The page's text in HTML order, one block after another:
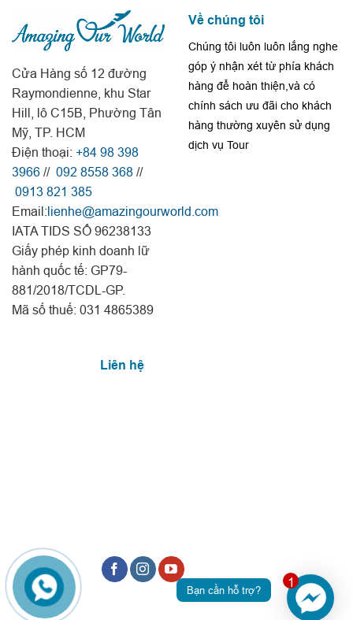
Cửa Hàng số 12 đường
Raymondienne, khu Star
Hill, lô C15B, Phường Tân
Mỹ, TP. HCM
Điện thoại: +84 98 398
3966 // 092 8558 368 //
0913 821 385
Email:lienhe@amazingourworld.com
IATA TIDS SỐ 96238133
Giấy phép kinh doanh lữ
hành quốc tế: GP79-
881/2018/TCDL-GP.
Mã số thuế: 031 4865389
Về chúng tôi
Chúng tôi luôn luôn lắng nghe
góp ý nhận xét từ phía khách
hàng để hoàn thiện,và có
chính sách ưu đãi cho khách
hàng thường xuyên sử dụng
dịch vụ Tour
Liên hệ
1
Bạn cần hỗ trợ?